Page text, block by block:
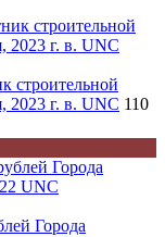
строительной
2023 г. в. UNC 110
Города